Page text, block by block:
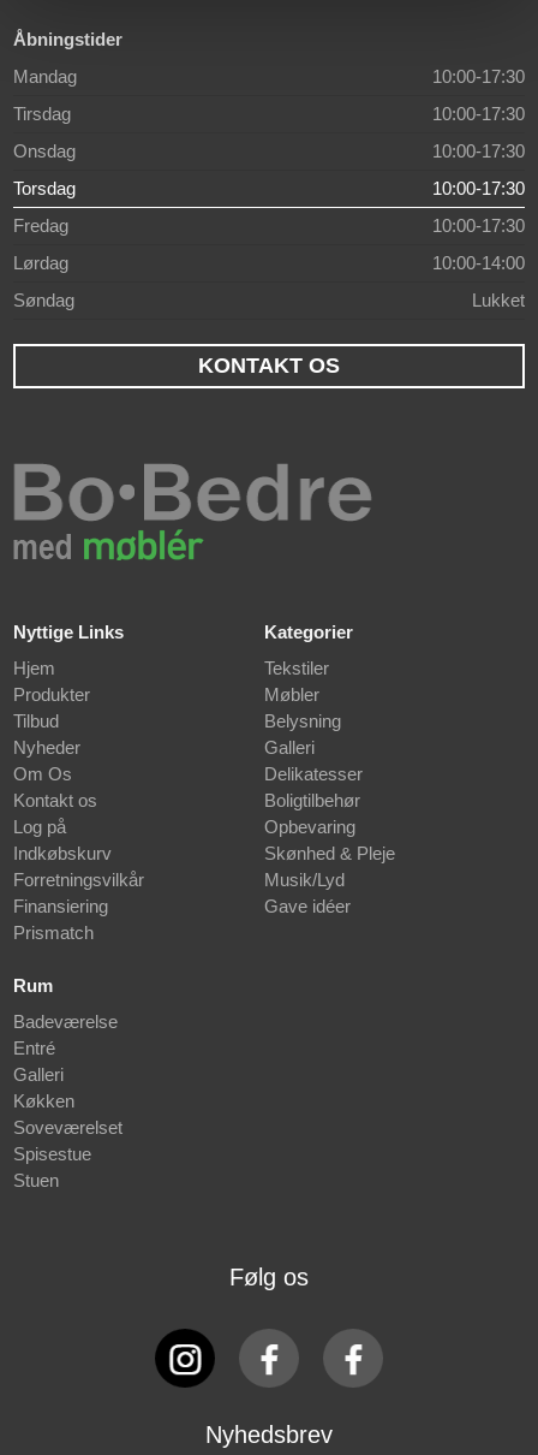
Åbningstider
Mandag
10:00-17:30
Tirsdag
10:00-17:30
Onsdag
10:00-17:30
Torsdag
10:00-17:30
Fredag
10:00-17:30
Lørdag
10:00-14:00
Søndag
Lukket
KONTAKT OS
Nyttige Links
Hjem
Produkter
Tilbud
Nyheder
Om Os
Kontakt os
Log på
Indkøbskurv
Forretningsvilkår
Finansiering
Prismatch
Kategorier
Tekstiler
Møbler
Belysning
Galleri
Delikatesser
Boligtilbehør
Opbevaring
Skønhed & Pleje
Musik/Lyd
Gave idéer
Rum
Badeværelse
Entré
Galleri
Køkken
Soveværelset
Spisestue
Stuen
Følg os
Nyhedsbrev